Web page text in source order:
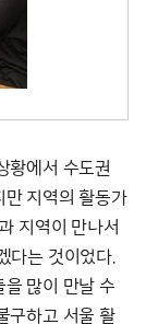
황에서 수도권
만 지역의 활동가
지역이 만나서
다는 것이었다.
많이 만날 수
구하고 서울 활